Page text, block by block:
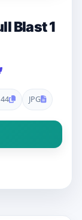
JPG 44 صفحة